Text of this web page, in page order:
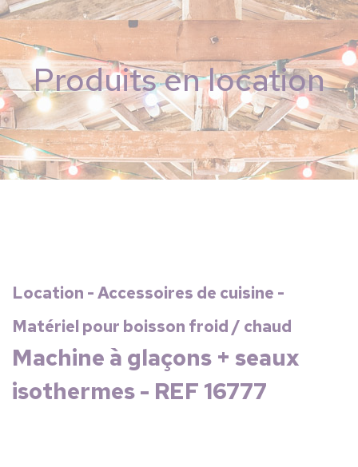
Produits en location
Location - Accessoires de cuisine -
Matériel pour boisson froid / chaud
Machine à glaçons + seaux
isothermes - REF 16777